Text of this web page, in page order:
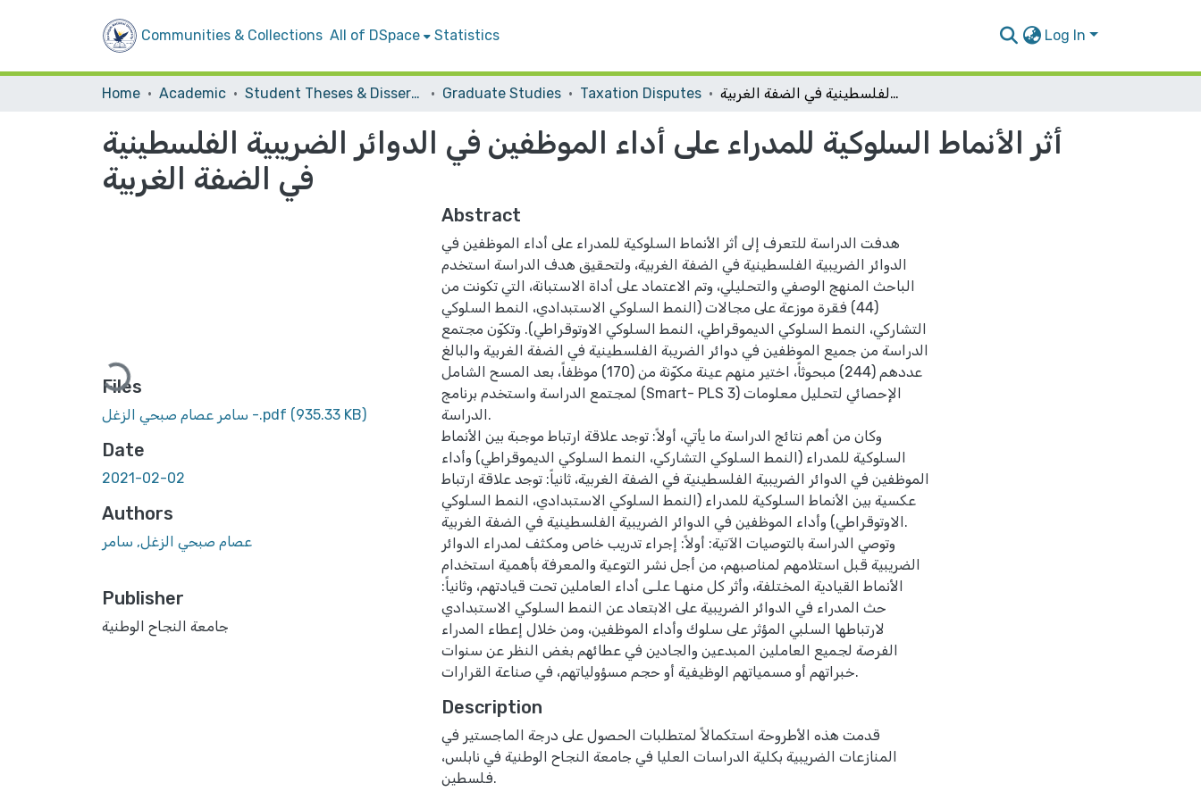
Communities & Collections All of DSpace Statistics Log In
Home Academic Student Theses & Dissertations Graduate Studies Taxation Disputes أثر الأنماط السلوكية للمدراء على أداء الموظفين في الدوائر الضريبية الفلسطينية في الضفة الغربية
أثر الأنماط السلوكية للمدراء على أداء الموظفين في الدوائر الضريبية الفلسطينية
في الضفة الغربية
Loading...
Files
سامر عصام صبحي الزغل -.pdf (935.33 KB)
Date
2021-02-02
Authors
عصام صبحي الزغل, سامر
Publisher
جامعة النجاح الوطنية
Abstract
هدفت الدراسة للتعرف إلى أثر الأنماط السلوكية للمدراء على أداء الموظفين في
الدوائر الضريبية الفلسطينية في الضفة الغربية، ولتحقيق هدف الدراسة استخدم
الباحث المنهج الوصفي والتحليلي، وتم الاعتماد على أداة الاستبانة، التي تكونت من
(44) فقرة موزعة على مجالات (النمط السلوكي الاستبدادي، النمط السلوكي
التشاركي، النمط السلوكي الديموقراطي، النمط السلوكي الاوتوقراطي). وتكوّن مجتمع
الدراسة من جميع الموظفين في دوائر الضريبة الفلسطينية في الضفة الغربية والبالغ
عددهم (244) مبحوثاً، اختير منهم عينة مكوّنة من (170) موظفاً، بعد المسح الشامل
لمجتمع الدراسة واستخدم برنامج (Smart- PLS 3) الإحصائي لتحليل معلومات
الدراسة.
وكان من أهم نتائج الدراسة ما يأتي، أولاً: توجد علاقة ارتباط موجبة بين الأنماط
السلوكية للمدراء (النمط السلوكي التشاركي، النمط السلوكي الديموقراطي) وأداء
الموظفين في الدوائر الضريبية الفلسطينية في الضفة الغربية، ثانياً: توجد علاقة ارتباط
عكسية بين الأنماط السلوكية للمدراء (النمط السلوكي الاستبدادي، النمط السلوكي
الاوتوقراطي) وأداء الموظفين في الدوائر الضريبية الفلسطينية في الضفة الغربية.
وتوصي الدراسة بالتوصيات الآتية: أولاً: إجراء تدريب خاص ومكثف لمدراء الدوائر
الضريبية قبل استلامهم لمناصبهم، من أجل نشر التوعية والمعرفة بأهمية استخدام
الأنماط القيادية المختلفة، وأثر كل منهـا علـى أداء العاملين تحت قيادتهم، وثانياً:
حث المدراء في الدوائر الضريبية على الابتعاد عن النمط السلوكي الاستبدادي
لارتباطها السلبي المؤثر على سلوك وأداء الموظفين، ومن خلال إعطاء المدراء
الفرصة لجميع العاملين المبدعين والجادين في عطائهم بغض النظر عن سنوات
خبراتهم أو مسمياتهم الوظيفية أو حجم مسؤولياتهم، في صناعة القرارات.
Description
قدمت هذه الأطروحة استكمالاً لمتطلبات الحصول على درجة الماجستير في
المنازعات الضريبية بكلية الدراسات العليا في جامعة النجاح الوطنية في نابلس،
فلسطين.